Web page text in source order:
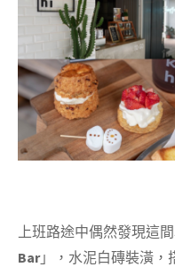
上班路途中偶然發現這
Bar」，水泥白磚裝潢，